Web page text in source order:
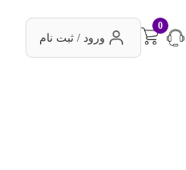
0
ورود / ثبت نام